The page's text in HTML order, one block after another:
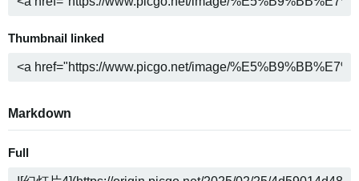
Thumbnail linked
Markdown
Full